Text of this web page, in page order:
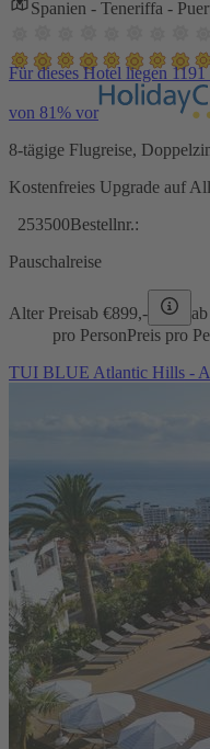
Spanien - Teneriffa -
Für dieses Hotel liegen
von 81% vor
8-tägige Flugreise,
Kostenfreies Upgrade auf
253500Bestellnr.:
Pauschalreise
Alter Preisab €899,-
pro PersonPreis pro
TUI BLUE Atlantic Hills -